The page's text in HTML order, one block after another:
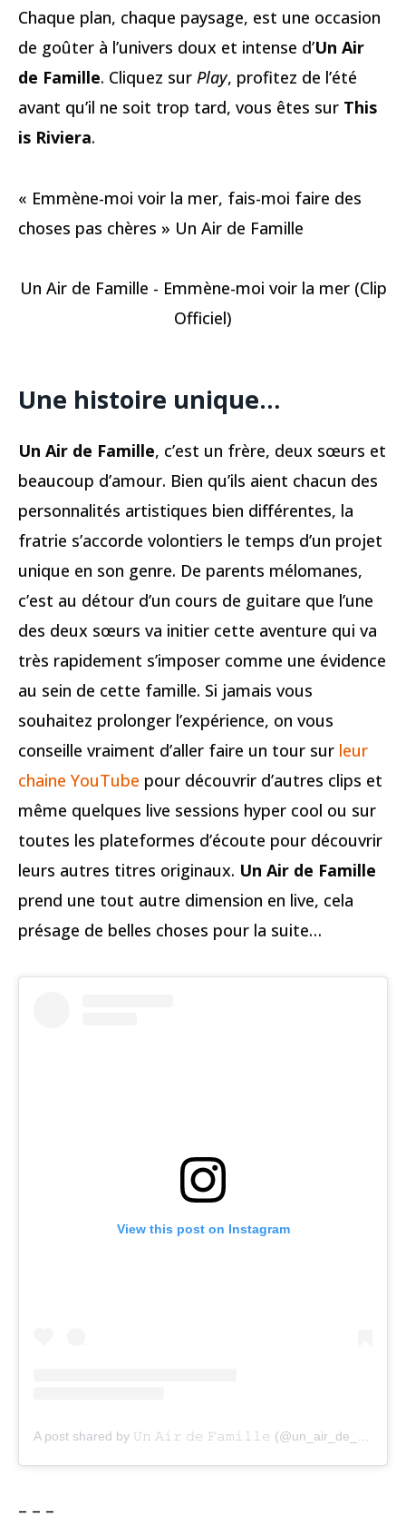
Chaque plan, chaque paysage, est une occasion
de goûter à l’univers doux et intense d’Un Air
de Famille. Cliquez sur Play, profitez de l’été
avant qu’il ne soit trop tard, vous êtes sur This
is Riviera.
« Emmène-moi voir la mer, fais-moi faire des
choses pas chères » Un Air de Famille
Un Air de Famille - Emmène-moi voir la mer (Clip
Officiel)
Une histoire unique…
Un Air de Famille, c’est un frère, deux sœurs et
beaucoup d’amour. Bien qu’ils aient chacun des
personnalités artistiques bien différentes, la
fratrie s’accorde volontiers le temps d’un projet
unique en son genre. De parents mélomanes,
c’est au détour d’un cours de guitare que l’une
des deux sœurs va initier cette aventure qui va
très rapidement s’imposer comme une évidence
au sein de cette famille. Si jamais vous
souhaitez prolonger l’expérience, on vous
conseille vraiment d’aller faire un tour sur leur
chaine YouTube pour découvrir d’autres clips et
même quelques live sessions hyper cool ou sur
toutes les plateformes d’écoute pour découvrir
leurs autres titres originaux. Un Air de Famille
prend une tout autre dimension en live, cela
présage de belles choses pour la suite…
View this post on Instagram
– – –